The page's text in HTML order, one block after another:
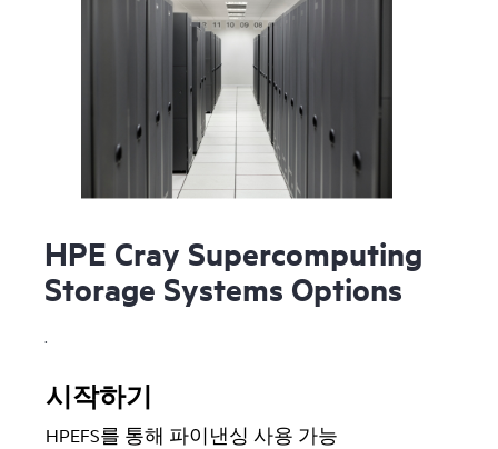
HPE Cray Supercomputing
Storage Systems Options
.
시작하기
HPEFS를 통해 파이낸싱 사용 가능